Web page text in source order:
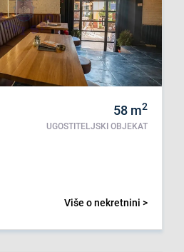
58 m2
UGOSTITELJSKI OBJEKAT
Više o nekretnini >